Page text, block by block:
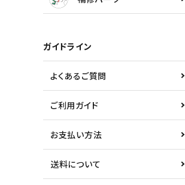
ガイドライン
よくあるご質問
ご利用ガイド
お支払い方法
送料について